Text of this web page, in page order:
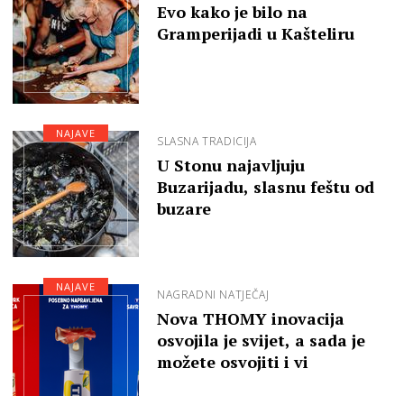
Evo kako je bilo na
Gramperijadi u Kašteliru
SLASNA TRADICIJA
U Stonu najavljuju
Buzarijadu, slasnu feštu od
buzare
NAJAVE
NAGRADNI NATJEČAJ
Nova THOMY inovacija
osvojila je svijet, a sada je
možete osvojiti i vi
NAJAVE